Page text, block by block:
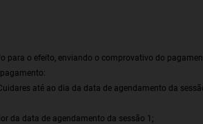
para o efeito, enviando o comprovativo do
até ao dia da data de agendamento da
da data de agendamento da sessão 1;